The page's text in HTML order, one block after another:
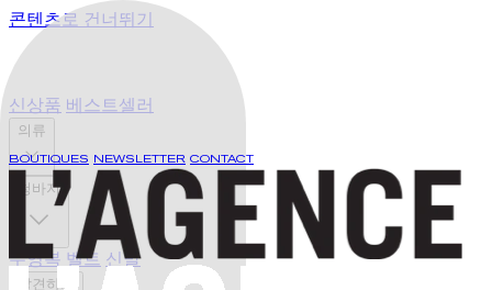
콘텐츠로 건너뛰기
BOUTIQUES NEWSLETTER CONTACT
신상품 베스트셀러
의류
청바지
수영복 벨트 신발
발견하기